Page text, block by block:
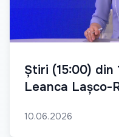
Știri (15:00) din
Leanca Lașco-
10.06.2026